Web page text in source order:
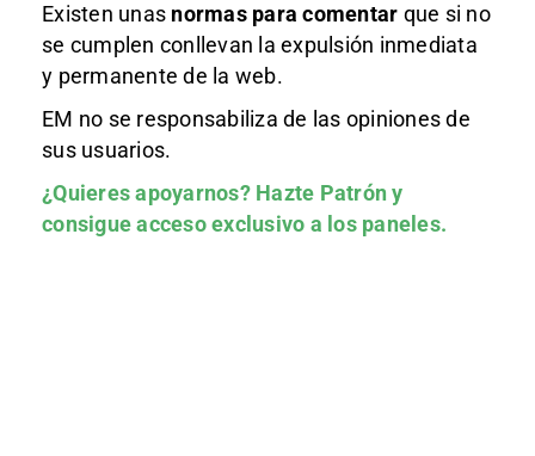
Existen unas normas para comentar que si no
se cumplen conllevan la expulsión inmediata
y permanente de la web.
EM no se responsabiliza de las opiniones de
sus usuarios.
¿Quieres apoyarnos? Hazte Patróny
consigue acceso exclusivo a los paneles.